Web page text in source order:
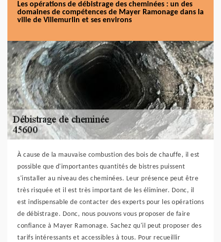
Les opérations de débistrage des cheminées : un des
domaines de compétences de Mayer Ramonage dans la
ville de Villemurlin et ses environs
À cause de la mauvaise combustion des bois de chauffe, il est
possible que d'importantes quantités de bistres puissent
s'installer au niveau des cheminées. Leur présence peut être
très risquée et il est très important de les éliminer. Donc, il
est indispensable de contacter des experts pour les opérations
de débistrage. Donc, nous pouvons vous proposer de faire
confiance à Mayer Ramonage. Sachez qu'il peut proposer des
tarifs intéressants et accessibles à tous. Pour recueillir